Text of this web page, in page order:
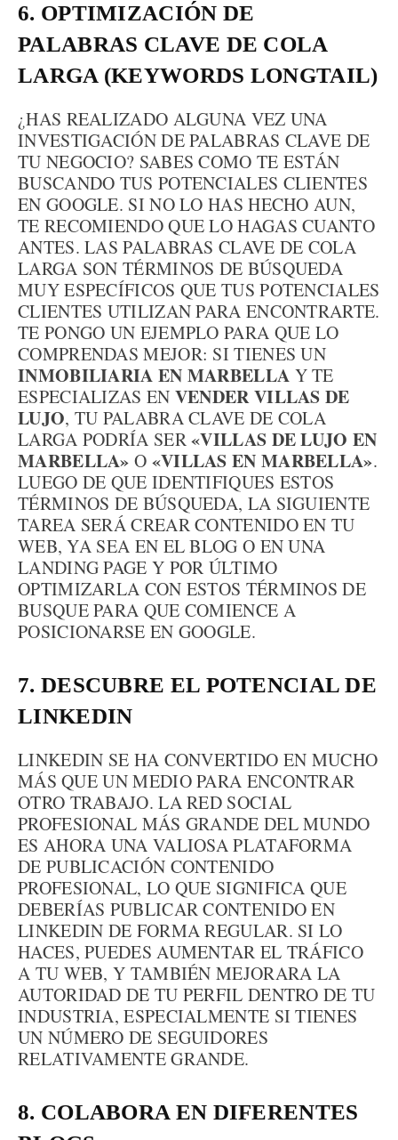
6. OPTIMIZACIÓN DE
PALABRAS CLAVE DE COLA
LARGA (KEYWORDS LONGTAIL)
¿HAS REALIZADO ALGUNA VEZ UNA
INVESTIGACIÓN DE PALABRAS CLAVE DE
TU NEGOCIO? SABES COMO TE ESTÁN
BUSCANDO TUS POTENCIALES CLIENTES
EN GOOGLE. SI NO LO HAS HECHO AUN,
TE RECOMIENDO QUE LO HAGAS CUANTO
ANTES. LAS PALABRAS CLAVE DE COLA
LARGA SON TÉRMINOS DE BÚSQUEDA
MUY ESPECÍFICOS QUE TUS POTENCIALES
CLIENTES UTILIZAN PARA ENCONTRARTE.
TE PONGO UN EJEMPLO PARA QUE LO
COMPRENDAS MEJOR: SI TIENES UN
INMOBILIARIA EN MARBELLA Y TE
ESPECIALIZAS EN VENDER VILLAS DE
LUJO, TU PALABRA CLAVE DE COLA
LARGA PODRÍA SER«VILLAS DE LUJO EN
MARBELLA» O «VILLAS EN MARBELLA».
LUEGO DE QUE IDENTIFIQUES ESTOS
TÉRMINOS DE BÚSQUEDA, LA SIGUIENTE
TAREA SERÁ CREAR CONTENIDO EN TU
WEB, YA SEA EN EL BLOG O EN UNA
LANDING PAGE Y POR ÚLTIMO
OPTIMIZARLA CON ESTOS TÉRMINOS DE
BUSQUE PARA QUE COMIENCE A
POSICIONARSE EN GOOGLE.
7. DESCUBRE EL POTENCIAL DE
LINKEDIN
LINKEDIN SE HA CONVERTIDO EN MUCHO
MÁS QUE UN MEDIO PARA ENCONTRAR
OTRO TRABAJO. LA RED SOCIAL
PROFESIONAL MÁS GRANDE DEL MUNDO
ES AHORA UNA VALIOSA PLATAFORMA
DE PUBLICACIÓN CONTENIDO
PROFESIONAL, LO QUE SIGNIFICA QUE
DEBERÍAS PUBLICAR CONTENIDO EN
LINKEDIN DE FORMA REGULAR. SI LO
HACES, PUEDES AUMENTAR EL TRÁFICO
A TU WEB, Y TAMBIÉN MEJORARA LA
AUTORIDAD DE TU PERFIL DENTRO DE TU
INDUSTRIA, ESPECIALMENTE SI TIENES
UN NÚMERO DE SEGUIDORES
RELATIVAMENTE GRANDE.
8. COLABORA EN DIFERENTES